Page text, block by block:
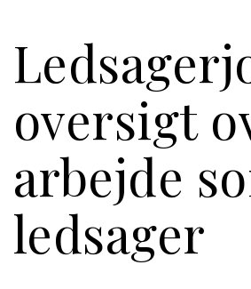
oversigt
arbejde
ledsager